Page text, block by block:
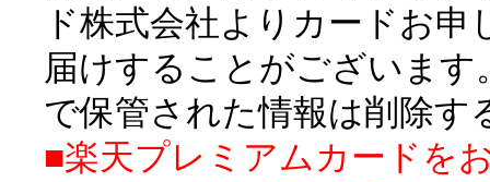
ド株式会社よりカードお
届けすることがございま
で保管された情報は削除す
■楽天プレミアムカードを